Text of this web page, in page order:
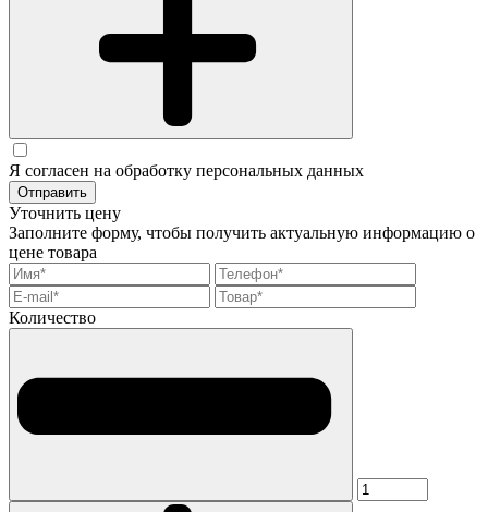
Я согласен на обработку персональных данных
Отправить
Уточнить цену
Заполните форму, чтобы получить актуальную информацию о
цене товара
Количество